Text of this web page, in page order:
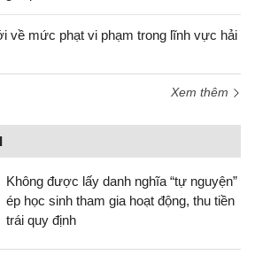
về mức phạt vi phạm trong lĩnh vực hải
Xem thêm
Không được lấy danh nghĩa “tự nguyện”
ép học sinh tham gia hoạt động, thu tiền
trái quy định